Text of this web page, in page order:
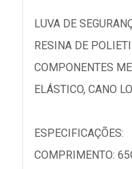
LUVA DE
RESINA DE
COMPONENTES
ELÁSTICO, CANO
ESPECIFICAÇÕES:
COMPRIMENTO: